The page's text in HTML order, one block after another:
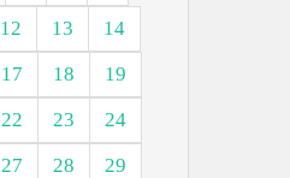
12 13
14
17 18
19
22 23
24
27 28
29